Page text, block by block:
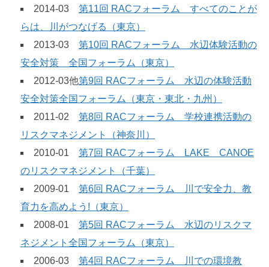
2014-03 第11回 RACフォーラム すべてのことが
らは、川がつなげる（東京）
2013-03 第10回 RACフォーラム 水辺体験活動の
安全対策 全国フォーラム（東京）
2012-03他第9回 RACフォーラム 水辺の体験活動
安全対策全国フォーラム（東京・東北・九州）
2011-02 第8回 RACフォーラム 学校連携活動の
リスクマネジメント（神奈川）
2010-01 第7回 RACフォーラム LAKE CANOE
のリスクマネジメント（千葉）
2009-01 第6回 RACフォーラム 川で安全力、教
育力を高めよう!（東京）
2008-01 第5回 RACフォーラム 水辺のリスクマ
ネジメント全国フォーラム（東京）
2006-03 第4回 RACフォーラム 川での環境教